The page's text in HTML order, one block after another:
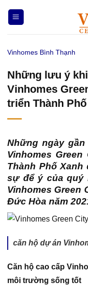
qua
nội
Vinhomes Bình Thạnh
Những lưu ý
Vinhomes
triển Thành
Những ngày
Vinhomes
Thành Phố
sự để ý của quý
Vinhomes Green
Đức Hòa năm
căn hộ dự án
Căn hộ cao cấp
môi trường sống tốt